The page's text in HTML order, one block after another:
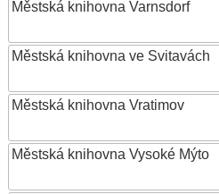
Městská knihovna Varnsdorf
Městská knihovna ve Svitavách
Městská knihovna Vratimov
Městská knihovna Vysoké Mýto